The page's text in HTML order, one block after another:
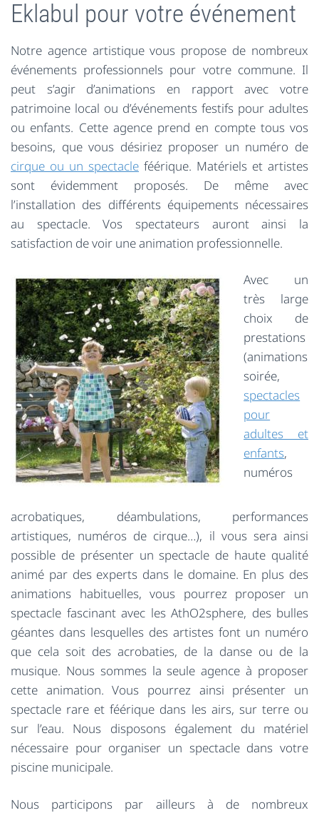
Eklabul pour votre événement
Notre agence artistique vous propose de nombreux
événements professionnels pour votre commune. Il
peut s’agir d’animations en rapport avec votre
patrimoine local ou d’événements festifs pour adultes
ou enfants. Cette agence prend en compte tous vos
besoins, que vous désiriez proposer un numéro de
cirque ou un spectacle féérique. Matériels et artistes
sont évidemment proposés. De même avec
l’installation des différents équipements nécessaires
au spectacle. Vos spectateurs auront ainsi la
satisfaction de voir une animation professionnelle.
Avec un
très large
choix de
prestations
(animations
soirée,
spectacles
pour
adultes et
enfants,
numéros
acrobatiques, déambulations, performances
artistiques, numéros de cirque…), il vous sera ainsi
possible de présenter un spectacle de haute qualité
animé par des experts dans le domaine. En plus des
animations habituelles, vous pourrez proposer un
spectacle fascinant avec les AthO2sphere, des bulles
géantes dans lesquelles des artistes font un numéro
que cela soit des acrobaties, de la danse ou de la
musique. Nous sommes la seule agence à proposer
cette animation. Vous pourrez ainsi présenter un
spectacle rare et féérique dans les airs, sur terre ou
sur l’eau. Nous disposons également du matériel
nécessaire pour organiser un spectacle dans votre
piscine municipale.
Nous participons par ailleurs à de nombreux